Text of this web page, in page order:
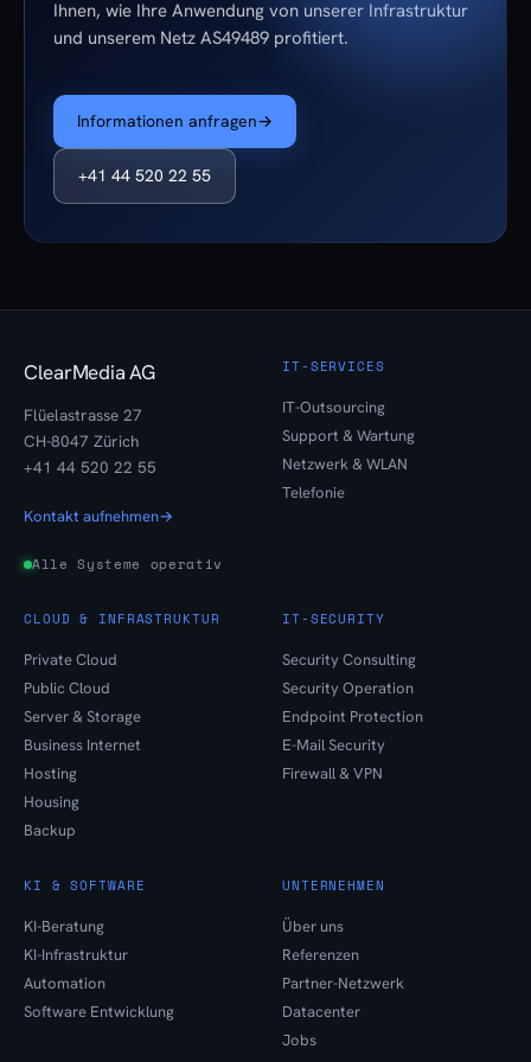
Ihnen, wie Ihre Anwendung von unserer Infrastruktur
und unserem Netz AS49489 profitiert.
Informationen anfragen→
+41 44 520 22 55
ClearMedia AG
Flüelastrasse 27
CH-8047 Zürich
+41 44 520 22 55
Kontakt aufnehmen→
Alle Systeme operativ
IT-SERVICES
IT-Outsourcing
Support & Wartung
Netzwerk & WLAN
Telefonie
CLOUD & INFRASTRUKTUR
Private Cloud
Public Cloud
Server & Storage
Business Internet
Hosting
Housing
Backup
IT-SECURITY
Security Consulting
Security Operation
Endpoint Protection
E-Mail Security
Firewall & VPN
KI & SOFTWARE
KI-Beratung
KI-Infrastruktur
Automation
Software Entwicklung
UNTERNEHMEN
Über uns
Referenzen
Partner-Netzwerk
Datacenter
Jobs